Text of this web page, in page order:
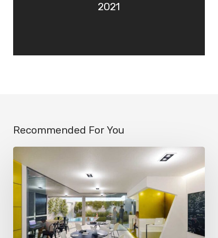
2021
Recommended For You
ya
engaña
la